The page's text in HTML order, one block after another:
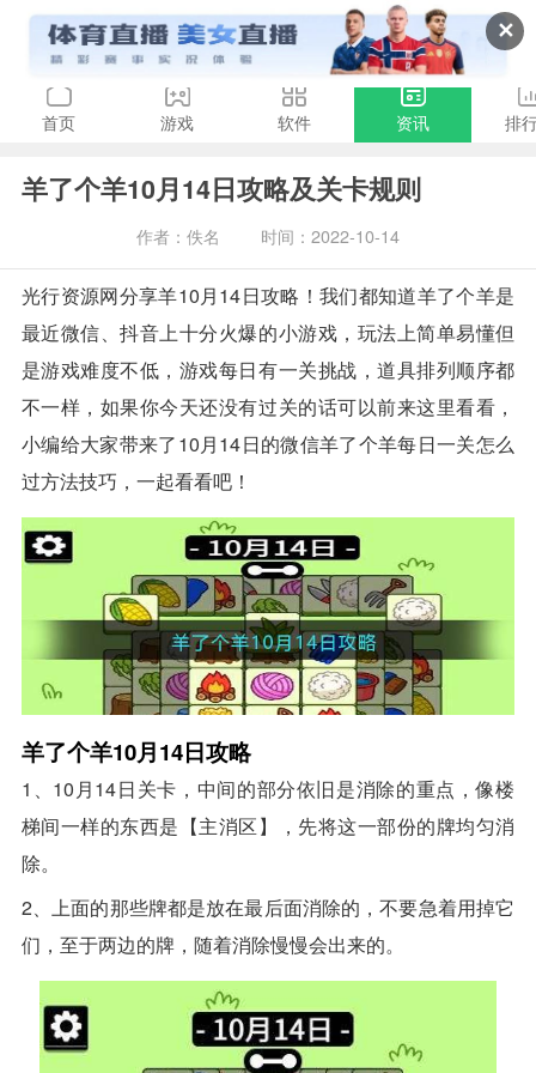
✕
首页 游戏 软件 资讯 排
羊了个羊10月14日攻略及关卡规则
作者：佚名 时间：2022-10-14
光行资源网分享羊10月14日攻略！我们都知道羊了个羊是
最近微信、抖音上十分火爆的小游戏，玩法上简单易懂但
是游戏难度不低，游戏每日有一关挑战，道具排列顺序都
不一样，如果你今天还没有过关的话可以前来这里看看，
小编给大家带来了10月14日的微信羊了个羊每日一关怎么
过方法技巧，一起看看吧！
羊了个羊10月14日攻略
1、10月14日关卡，中间的部分依旧是消除的重点，像楼
梯间一样的东西是【主消区】，先将这一部份的牌均匀消
除。
2、上面的那些牌都是放在最后面消除的，不要急着用掉它
们，至于两边的牌，随着消除慢慢会出来的。